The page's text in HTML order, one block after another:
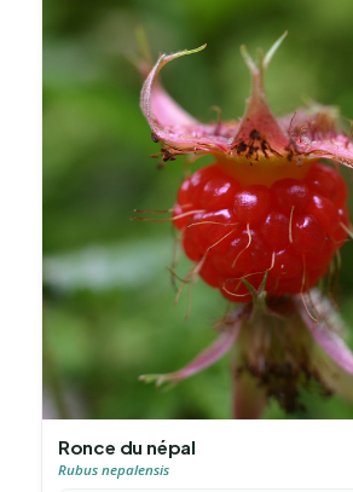
Ronce du népal
Rubus nepalensis